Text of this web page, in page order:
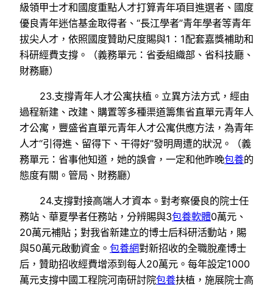
級領甲士才和國度重點人才打算青年項目進選者、國度
優良青年迷信基金取得者、“長江學者”青年學者等青年
拔尖人才，依照國度贊助尺度賜與1∶1配套嘉獎補助和
科研經費支撐。（義務單元：省委組織部、省科技廳、
財務廳）
23.支撐青年人才公寓扶植。立異方法方式，經由
過程新建、改建、購置等多種渠道籌集省直單元青年人
才公寓，豐盛省直單元青年人才公寓供應方法，為青年
人才“引得進、留得下、干得好”發明周遭的狀況。（義
務單元：省事他知道，她的誤會，一定和他昨晚包養的
態度有關。管局、財務廳）
24.支撐對接高端人才資本。對考察優良的院士任
務站、華夏學者任務站，分辨賜與3包養軟體0萬元、
20萬元補貼；對我省新建立的博士后科研活動站，賜
與50萬元啟動資金。 包養網對新招收的全職脫產博士
后，贊助招收經費增添到每人20萬元。每年設定1000
萬元支撐中國工程院河南研討院包養扶植，施展院士高